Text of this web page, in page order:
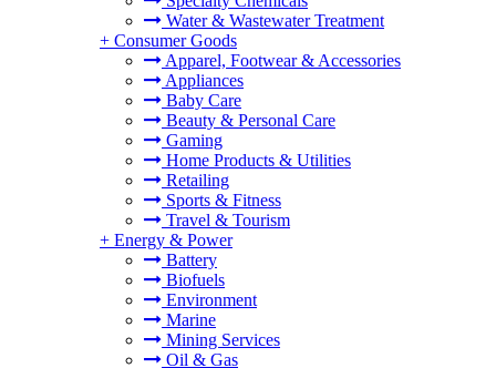
Water & Wastewater Treatment
+ Consumer Goods
Apparel, Footwear & Accessories
Appliances
Baby Care
Beauty & Personal Care
Gaming
Home Products & Utilities
Retailing
Sports & Fitness
Travel & Tourism
+ Energy & Power
Battery
Biofuels
Environment
Marine
Mining Services
Oil & Gas